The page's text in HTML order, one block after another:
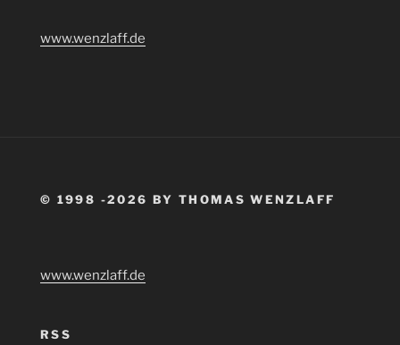
www.wenzlaff.de
© 1998 -2026 BY THOMAS WENZLAFF
www.wenzlaff.de
RSS